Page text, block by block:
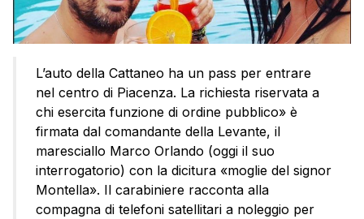
L’auto della Cattaneo ha un pass per entrare
nel centro di Piacenza. La richiesta riservata a
chi esercita funzione di ordine pubblico» è
firmata dal comandante della Levante, il
maresciallo Marco Orlando (oggi il suo
interrogatorio) con la dicitura «moglie del signor
Montella». Il carabiniere racconta alla
compagna di telefoni satellitari a noleggio per